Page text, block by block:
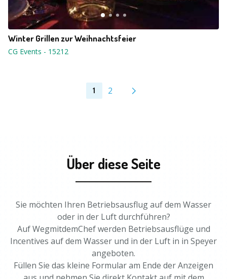
Winter Grillen zur Weihnachtsfeier
CG Events - 15212
1 2
Über diese Seite
Sie möchten Ihren Betriebsausflug auf dem Wasser
oder in der Luft durchführen?
Auf WegmitdemChef werden Betriebsausflüge und
Incentives auf dem Wasser und in der Luft in in Speyer
angeboten.
Füllen Sie das kleine Formular am Ende der Anzeigen